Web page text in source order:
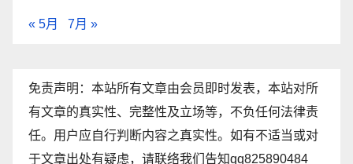
« 5月 7月 »
免责声明：本站所有文章由会员即时发表，本站对所
有文章的真实性、完整性及立场等，不负任何法律责
任。用户应自行判断内容之真实性。如有不适当或对
于文章出处有疑虑，请联络我们告知qq825890484